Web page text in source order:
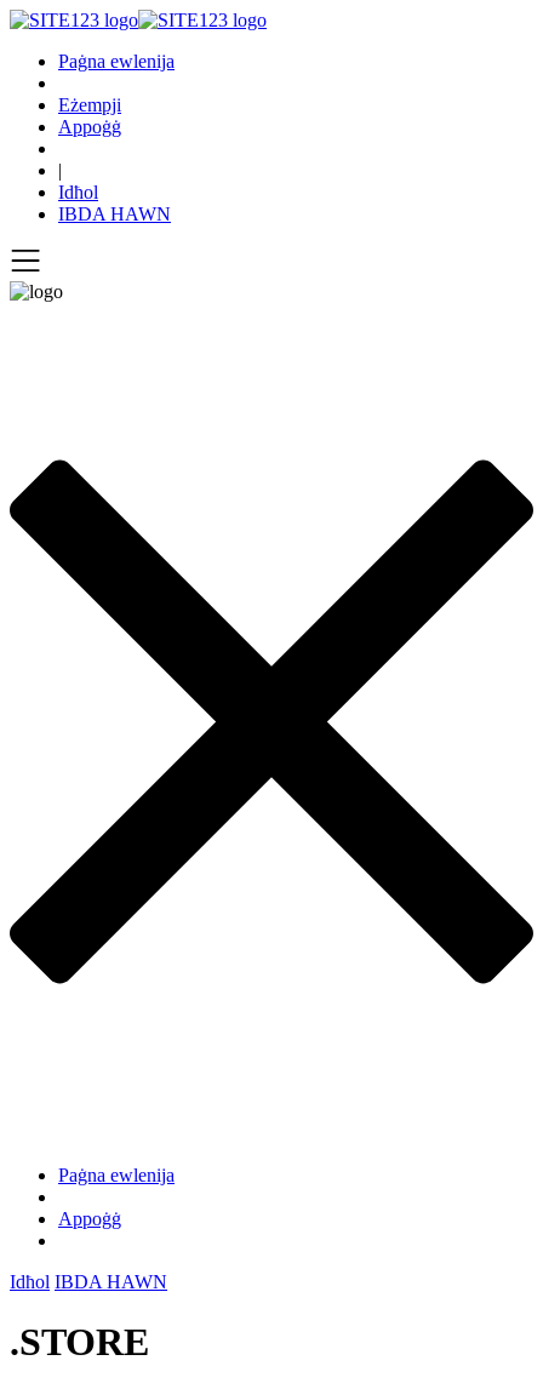
Paġna ewlenija
Eżempji
Appoġġ
|
Idħol
IBDA HAWN
Paġna ewlenija
Appoġġ
Idħol IBDA HAWN
.STORE